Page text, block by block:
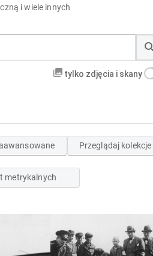
i wiele innych
tylko zdjęcia i skany
Przeglądaj kolekcje
metrykalnych